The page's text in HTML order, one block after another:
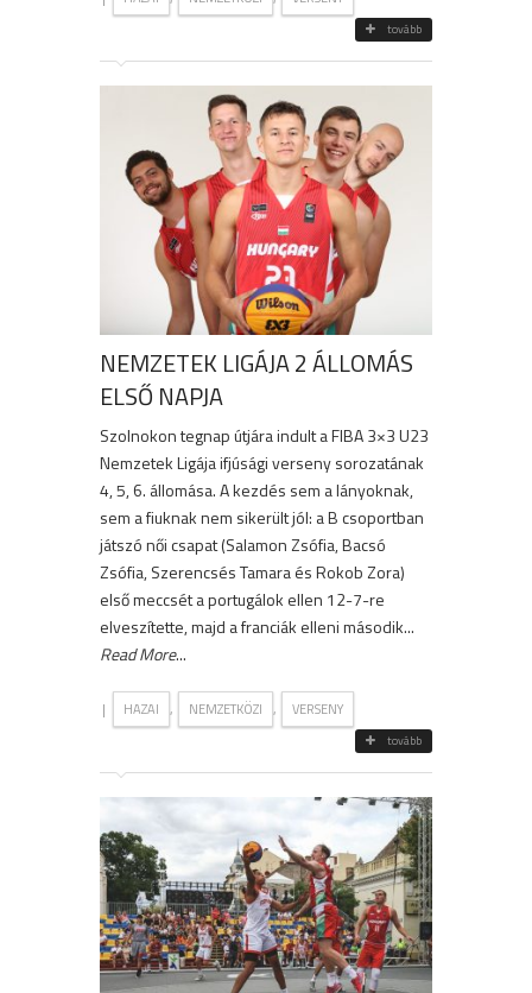
tovább
NEMZETEK LIGÁJA 2 ÁLLOMÁS
ELSŐ NAPJA
Szolnokon tegnap útjára indult a FIBA 3×3 U23
Nemzetek Ligája ifjúsági verseny sorozatának
4, 5, 6. állomása. A kezdés sem a lányoknak,
sem a fiuknak nem sikerült jól: a B csoportban
játszó női csapat (Salamon Zsófia, Bacsó
Zsófia, Szerencsés Tamara és Rokob Zora)
első meccsét a portugálok ellen 12-7-re
elveszítette, majd a franciák elleni második...
Read More...
| HAZAI , NEMZETKÖZI , VERSENY
tovább